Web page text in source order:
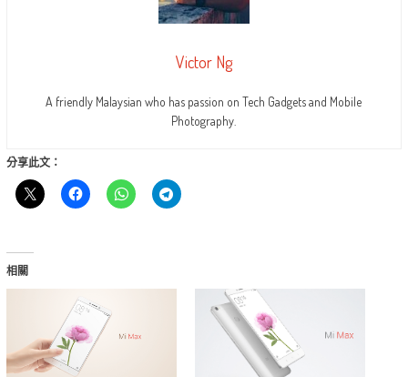
Victor Ng
A friendly Malaysian who has passion on Tech Gadgets and Mobile
Photography.
分享此文：
相關